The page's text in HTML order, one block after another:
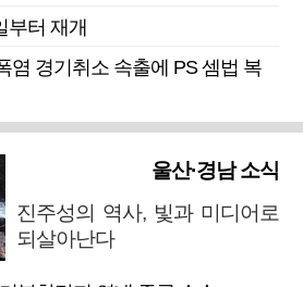
터 재개
경기취소 속출에 PS 셈법 복
울산·경남 소식
진주성의 역사, 빛과 미디어로
되살아난다